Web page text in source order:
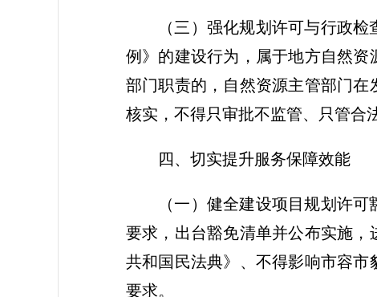
（三）强化规划许可与行政
例》的建设行为，属于地方自然
部门职责的，自然资源主管部门
核实，不得只审批不监管、只管合
四、切实提升服务保障效能
（一）健全建设项目规划许
要求，出台豁免清单并公布实施
共和国民法典》、不得影响市容
要求。